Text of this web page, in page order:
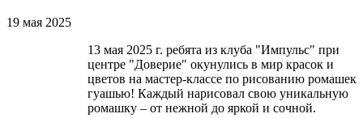
19 мая 2025
13 мая 2025 г. ребята из клуба "Импульс" при
центре "Доверие" окунулись в мир красок и
цветов на мастер-классе по рисованию ромашек
гуашью! Каждый нарисовал свою уникальную
ромашку – от нежной до яркой и сочной.